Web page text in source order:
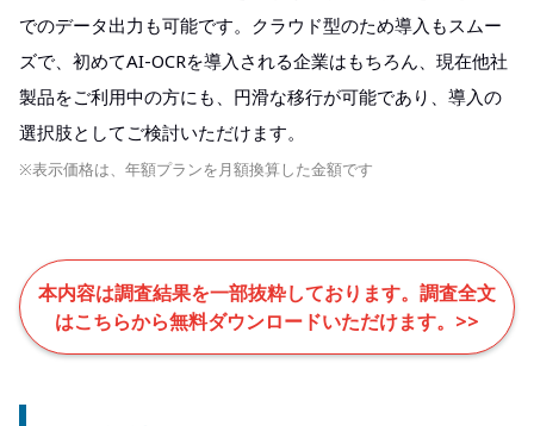
でのデータ出力も可能です。クラウド型のため導入もスムー
ズで、初めてAI-OCRを導入される企業はもちろん、現在他社
製品をご利用中の方にも、円滑な移行が可能であり、導入の
選択肢としてご検討いただけます。
※表示価格は、年額プランを月額換算した金額です
本内容は調査結果を一部抜粋しております。調査全文
はこちらから無料ダウンロードいただけます。>>